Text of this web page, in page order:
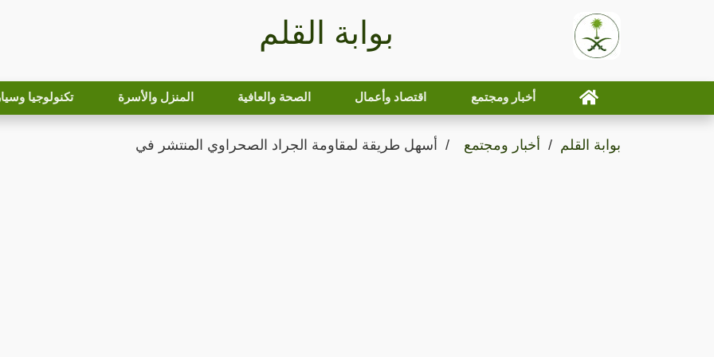
بوابة القلم
أخبار ومجتمع اقتصاد وأعمال الصحة والعافية المنزل والأسرة تكنولوجيا
بوابة القلم أخبار ومجتمع أسهل طريقة لمقاومة الجراد الصحراوي المنتشر في